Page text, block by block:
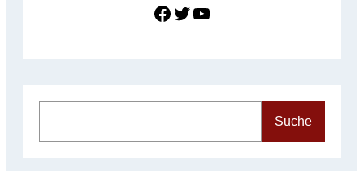
Link zu Facebook Twitter YouTube
Suche